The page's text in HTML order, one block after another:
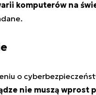
komputerów na
o
nie muszą wprost